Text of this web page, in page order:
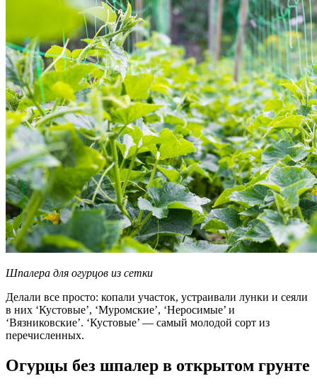
Шпалера для огурцов из сетки
Делали все просто: копали участок, устраивали лунки и сеяли
в них ‘Кустовые’, ‘Муромские’, ‘Неросимые’ и
‘Вязниковские’. ‘Кустовые’ — самый молодой сорт из
перечисленных.
Огурцы без шпалер в открытом грунте